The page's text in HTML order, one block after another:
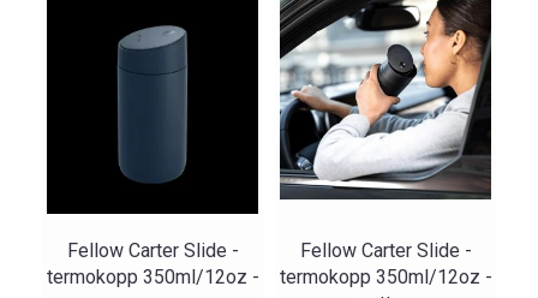
Fellow Carter Slide -
termokopp 350ml/12oz -
Fellow Carter Slide -
termokopp 350ml/12oz -